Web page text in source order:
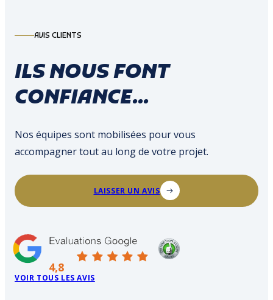
AVIS CLIENTS
ILS NOUS FONT
CONFIANCE...
Nos équipes sont mobilisées pour vous
accompagner tout au long de votre projet.
LAISSER UN AVIS
4,8
VOIR TOUS LES AVIS